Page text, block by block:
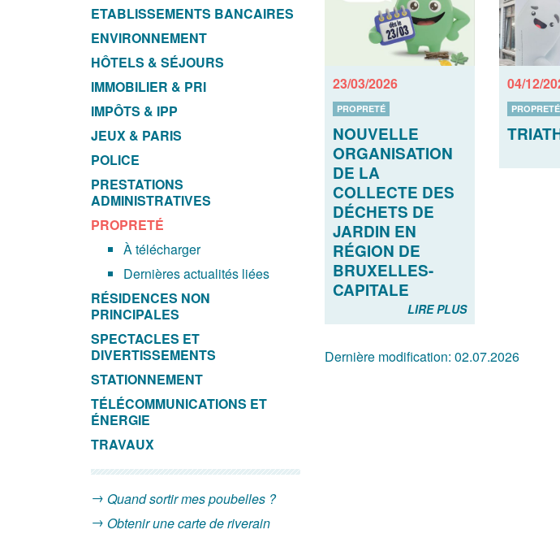
ETABLISSEMENTS BANCAIRES
ENVIRONNEMENT
HÔTELS & SÉJOURS
IMMOBILIER & PRI
IMPÔTS & IPP
JEUX & PARIS
POLICE
PRESTATIONS
ADMINISTRATIVES
PROPRETÉ
À télécharger
Dernières actualités liées
RÉSIDENCES NON
PRINCIPALES
SPECTACLES ET
DIVERTISSEMENTS
STATIONNEMENT
TÉLÉCOMMUNICATIONS ET
ÉNERGIE
TRAVAUX
Quand sortir mes poubelles ?
Obtenir une carte de riverain
23/03/2026
PROPRETÉ
NOUVELLE
ORGANISATION
DE LA
COLLECTE DES
DÉCHETS DE
JARDIN EN
RÉGION DE
BRUXELLES-
CAPITALE
LIRE PLUS
04/12/
PROPRETÉ
Dernière modification: 02.07.2026